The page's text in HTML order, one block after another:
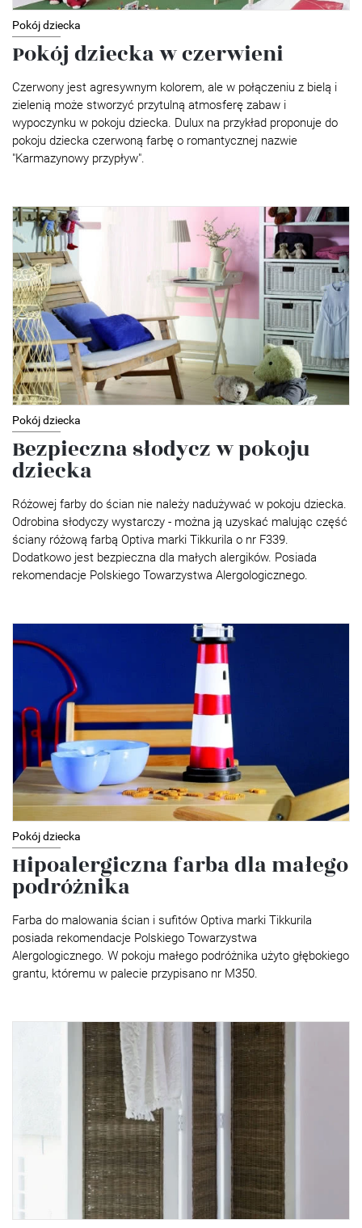
Pokój dziecka
Pokój dziecka w czerwieni
Czerwony jest agresywnym kolorem, ale w połączeniu z bielą i
zielenią może stworzyć przytulną atmosferę zabaw i
wypoczynku w pokoju dziecka. Dulux na przykład proponuje do
pokoju dziecka czerwoną farbę o romantycznej nazwie
"Karmazynowy przypływ".
Pokój dziecka
Bezpieczna słodycz w pokoju
dziecka
Różowej farby do ścian nie należy nadużywać w pokoju dziecka.
Odrobina słodyczy wystarczy - można ją uzyskać malując część
ściany różową farbą Optiva marki Tikkurila o nr F339.
Dodatkowo jest bezpieczna dla małych alergików. Posiada
rekomendacje Polskiego Towarzystwa Alergologicznego.
Pokój dziecka
Hipoalergiczna farba dla małego
podróżnika
Farba do malowania ścian i sufitów Optiva marki Tikkurila
posiada rekomendacje Polskiego Towarzystwa
Alergologicznego. W pokoju małego podróżnika użyto głębokiego
grantu, któremu w palecie przypisano nr M350.